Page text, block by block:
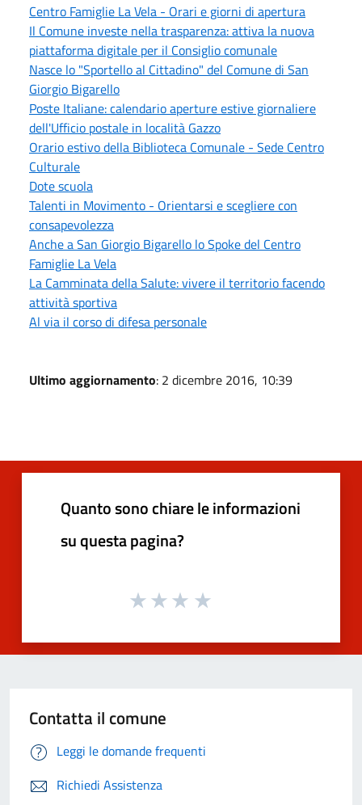
Centro Famiglie La Vela - Orari e giorni di apertura
Il Comune investe nella trasparenza: attiva la nuova
piattaforma digitale per il Consiglio comunale
Nasce lo "Sportello al Cittadino" del Comune di San
Giorgio Bigarello
Poste Italiane: calendario aperture estive giornaliere
dell'Ufficio postale in località Gazzo
Orario estivo della Biblioteca Comunale - Sede Centro
Culturale
Dote scuola
Talenti in Movimento - Orientarsi e scegliere con
consapevolezza
Anche a San Giorgio Bigarello lo Spoke del Centro
Famiglie La Vela
La Camminata della Salute: vivere il territorio facendo
attività sportiva
Al via il corso di difesa personale
Ultimo aggiornamento: 2 dicembre 2016, 10:39
Quanto sono chiare le informazioni
su questa pagina?
Contatta il comune
Leggi le domande frequenti
Richiedi Assistenza